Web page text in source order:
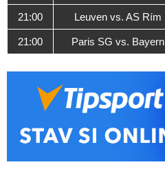
21:00 Leuven vs. AS Rím
21:00 Paris SG vs. Bayern